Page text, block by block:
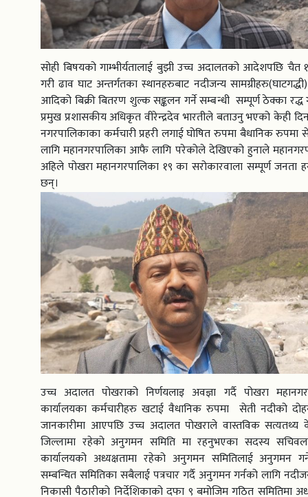
सोही बिषयको गाम्भीर्यतालाई बुझी उच्च अदालतको आदेशपछि
गरी ढाव घाट अन्तर्गतका स्थानहरुबाट नदीजन्य सामग्रीहरु(घाटगद्धी)
आदिको बिक्री बितरण शुल्क सङ्कलन गर्ने सम्बन्धी सम्पूर्ण ठेक्का
प्रमुख प्रशासकीय अधिकृत वीरेन्द्रदेव भारतीले बताउनु भएको केही
नगरपालिकाका कर्मचारी प्रहरी लगाई घोषित रुपमा बैधानिक रुपमा
लागि महानगरपालिका आफै लागि परेकोले देखिएको हुनाले
अहिले पोखरा महानगरपालिका १९ का सरोकारवाला सम्पूर्ण
छन्।
उच्च अदालत पोखराको निर्णयलाइ अवज्ञा गर्दै पोखरा
कार्यालयका कर्मचारीहरु खटाई वैधानिक रुपमा सेती नदीको
जानकारीमा आएपछि उच्च अदालत पोखराले वास्तविक सत्यतथ्य
जिल्लामा रहेको अनुगमन समिति मा रहनुभएका सदस्य
कार्यालयको अध्यक्षतामा रहेको अनुगमन समितिलाई अनुगमन
सम्बन्धित समितिका सबैलाई पत्रचार गर्दै अनुगमन गर्नको लागि
निकासी पैठारीको निर्देशिकाको दफा ९ बमोजिम गठित समितिमा